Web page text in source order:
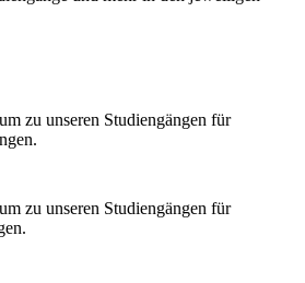
zu unseren Studiengängen für
zu unseren Studiengängen für